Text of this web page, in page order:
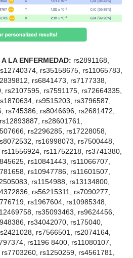
LA ENFERMEDAD: rs2891168,
rs35158675, rs11065783,
rs6841473, rs7177338,
rs2107595, rs7591175, rs72664335,
rs9515203, rs3796587,
rs745386, rs8046696, rs2681472,
rs28601761,
rs2296285, rs17228058,
rs16998073, rs7500448,
rs11752218, rs3741380,
rs10841443, rs11066707,
rs10947786, rs11601507,
rs1154988, rs13134800,
rs56215311, rs7090277,
rs1967604, rs10985348,
rs35093463, rs9624456,
rs34042070, rs175040,
rs7566501, rs2074164,
rs1196 8400, rs11080107,
rs1250259, rs4561781,